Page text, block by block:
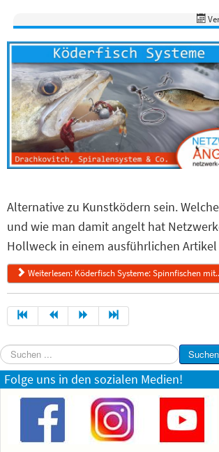
Alternative zu Kunstködern sein.
und wie man damit angelt hat
Hollweck in einem ausführlichen
Weiterlesen: Köderfisch Systeme: Spinnfischen
Suchen
...
Suchen
Folge uns in den sozialen Medien!